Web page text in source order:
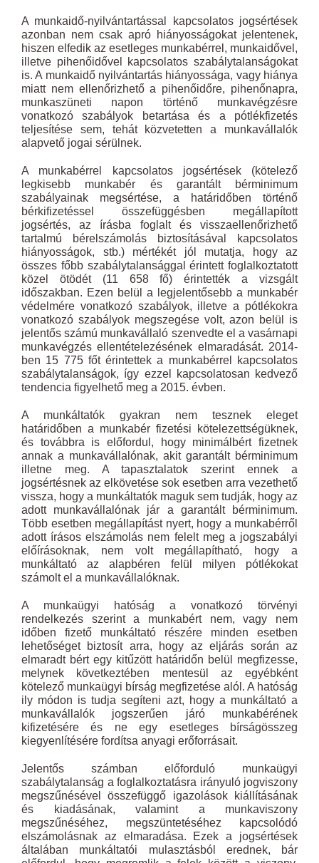
A munkaidő-nyilvántartással kapcsolatos jogsértések
azonban nem csak apró hiányosságokat jelentenek,
hiszen elfedik az esetleges munkabérrel, munkaidővel,
illetve pihenőidővel kapcsolatos szabálytalanságokat
is. A munkaidő nyilvántartás hiányossága, vagy hiánya
miatt nem ellenőrizhető a pihenőidőre, pihenőnapra,
munkaszüneti napon történő munkavégzésre
vonatkozó szabályok betartása és a pótlékfizetés
teljesítése sem, tehát közvetetten a munkavállalók
alapvető jogai sérülnek.
A munkabérrel kapcsolatos jogsértések (kötelező
legkisebb munkabér és garantált bérminimum
szabályainak megsértése, a határidőben történő
bérkifizetéssel összefüggésben megállapított
jogsértés, az írásba foglalt és visszaellenőrizhető
tartalmú bérelszámolás biztosításával kapcsolatos
hiányosságok, stb.) mértékét jól mutatja, hogy az
összes főbb szabálytalansággal érintett foglalkoztatott
közel ötödét (11 658 fő) érintették a vizsgált
időszakban. Ezen belül a legjelentősebb a munkabér
védelmére vonatkozó szabályok, illetve a pótlékokra
vonatkozó szabályok megszegése volt, azon belül is
jelentős számú munkavállaló szenvedte el a vasárnapi
munkavégzés ellentételezésének elmaradását. 2014-
ben 15 775 főt érintettek a munkabérrel kapcsolatos
szabálytalanságok, így ezzel kapcsolatosan kedvező
tendencia figyelhető meg a 2015. évben.
A munkáltatók gyakran nem tesznek eleget
határidőben a munkabér fizetési kötelezettségüknek,
és továbbra is előfordul, hogy minimálbért fizetnek
annak a munkavállalónak, akit garantált bérminimum
illetne meg. A tapasztalatok szerint ennek a
jogsértésnek az elkövetése sok esetben arra vezethető
vissza, hogy a munkáltatók maguk sem tudják, hogy az
adott munkavállalónak jár a garantált bérminimum.
Több esetben megállapítást nyert, hogy a munkabérről
adott írásos elszámolás nem felelt meg a jogszabályi
előírásoknak, nem volt megállapítható, hogy a
munkáltató az alapbéren felül milyen pótlékokat
számolt el a munkavállalóknak.
A munkaügyi hatóság a vonatkozó törvényi
rendelkezés szerint a munkabért nem, vagy nem
időben fizető munkáltató részére minden esetben
lehetőséget biztosít arra, hogy az eljárás során az
elmaradt bért egy kitűzött határidőn belül megfizesse,
melynek következtében mentesül az egyébként
kötelező munkaügyi bírság megfizetése alól. A hatóság
ily módon is tudja segíteni azt, hogy a munkáltató a
munkavállalók jogszerűen járó munkabérének
kifizetésére és ne egy esetleges bírságösszeg
kiegyenlítésére fordítsa anyagi erőforrásait.
Jelentős számban előforduló munkaügyi
szabálytalanság a foglalkoztatásra irányuló jogviszony
megszűnésével összefüggő igazolások kiállításának
és kiadásának, valamint a munkaviszony
megszűnéséhez, megszüntetéséhez kapcsolódó
elszámolásnak az elmaradása. Ezek a jogsértések
általában munkáltatói mulasztásból erednek, bár